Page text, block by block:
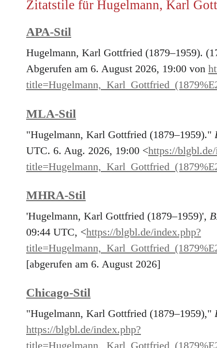
Zitatstile für Hugelmann, Karl
APA-Stil
Hugelmann, Karl Gottfried (1879–1959).
Abgerufen am 6. August 2026, 19:00 von
MLA-Stil
"Hugelmann, Karl Gottfried (1879–1959)."
UTC. 6. Aug. 2026, 19:00 <https://
MHRA-Stil
'Hugelmann, Karl Gottfried (1879–1959)',
09:44 UTC, <https://blgbl.de/index.php?
[abgerufen am 6. August 2026]
Chicago-Stil
"Hugelmann, Karl Gottfried (1879–1959),"
https://blgbl.de/index.php?